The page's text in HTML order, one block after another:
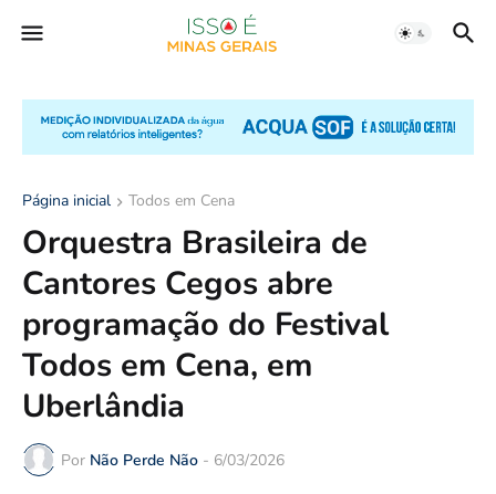
Página inicial Todos em Cena
Orquestra Brasileira de
Cantores Cegos abre
programação do Festival
Todos em Cena, em
Uberlândia
Por Não Perde Não - 6/03/2026